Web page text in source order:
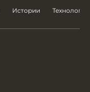
Истории Технологии